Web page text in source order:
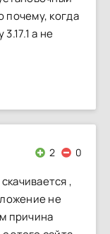
почему, когда
а не
2 0
,
не
причина